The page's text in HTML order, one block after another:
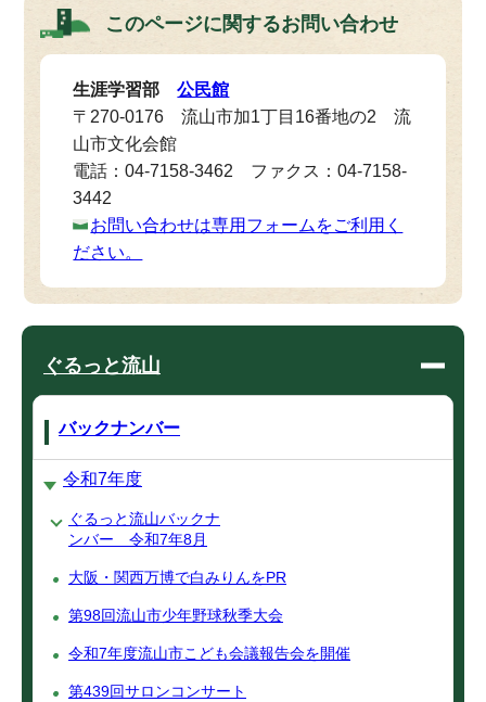
このページに関するお問い合わせ
生涯学習部公民館
〒270-0176 流山市加1丁目16番地の2 流
山市文化会館
電話：04-7158-3462 ファクス：04-7158-
3442
お問い合わせは専用フォームをご利用く
ださい。
ぐるっと流山
バックナンバー
令和7年度
ぐるっと流山バックナ
ンバー 令和7年8月
大阪・関西万博で白みりんをPR
第98回流山市少年野球秋季大会
令和7年度流山市こども会議報告会を開催
第439回サロンコンサート